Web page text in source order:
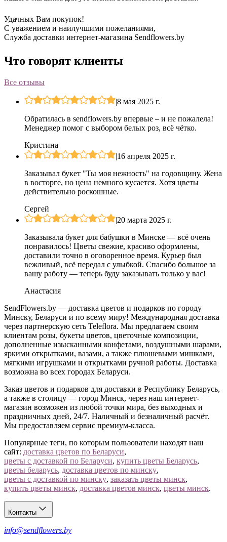
Удачных Вам покупок!
С уважением и наилучшими пожеланиями,
Служба доставки интернет-магазина Sendflowers.by
Что говорят клиенты
Все отзывы
|8 мая 2025 г.
Обратилась в sendflowers.by впервые – и не пожалела!
Менеджер помог с выбором белых роз, всё чётко.
Кристина
|16 апреля 2025 г.
Заказывал букет "Ты моя нежность" на годовщину. Жена
в восторге, но цена немного кусается. Хотя цветы
действительно роскошные.
Сергей
|20 марта 2025 г.
Заказывала букет для бабушки в Минске — всё очень
понравилось! Цветы свежие, красиво оформлены,
доставили точно в оговоренное время. Курьер был
вежливый, всё передал с улыбкой. Спасибо большое за
вашу работу — теперь буду заказывать только у вас!
Анастасия
SendFlowers.by — доставка цветов и подарков по городу
Минску, Беларуси и по всему миру! Международная доставка
через партнерскую сеть Teleflora. Мы предлагаем своим
клиентам розы, букеты цветов, цветочные композиции,
дополненные изысканными конфетами, воздушными шарами,
яркими открытками, вазами, а также плюшевыми мишками,
мягкими игрушками и открытками ручной работы. Доставка
возможна во всех городах Беларуси.
Заказ цветов и подарков для доставки в Республику Беларусь,
а также в столицу — город Минск, через наш интернет-
магазин возможен из любой точки мира, без выходных и
праздничных дней, 24/7. Наличный и безналичный расчёт.
Мы предоставляем сервис премиум-класса.
Популярные теги, по которым пользователи находят наш
сайт: доставка цветов по Беларуси,
цветы с доставкой по Беларуси, купить цветы Беларусь,
цветы беларусь, доставка цветов по минску,
цветы с доставкой по минску, заказать цветы минск,
купить цветы минск, доставка цветов минск, цветы минск.
Контакты
info@sendflowers.by